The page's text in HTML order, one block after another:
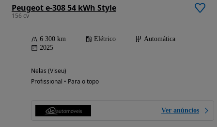
Peugeot e-308 54 kWh Style
156 cv
6 300 km Elétrico
Automática
2025
Nelas (Viseu)
Profissional • Para o topo
Ver anúncios